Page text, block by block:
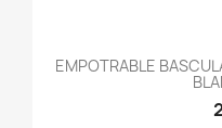
EMPOTRABLE